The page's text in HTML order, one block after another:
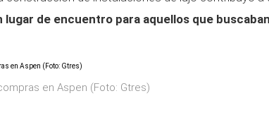
lugar de encuentro para aquellos que
en Aspen (Foto: Gtres)